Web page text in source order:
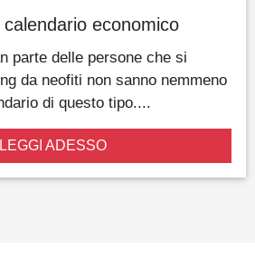
economico
parte delle persone che si
da neofiti non sanno nemmeno
di questo tipo....
LEGGI ADESSO